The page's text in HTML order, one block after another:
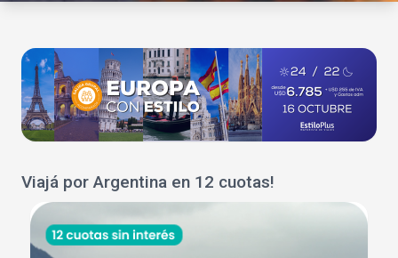
Viajá por Argentina en 12 cuotas!